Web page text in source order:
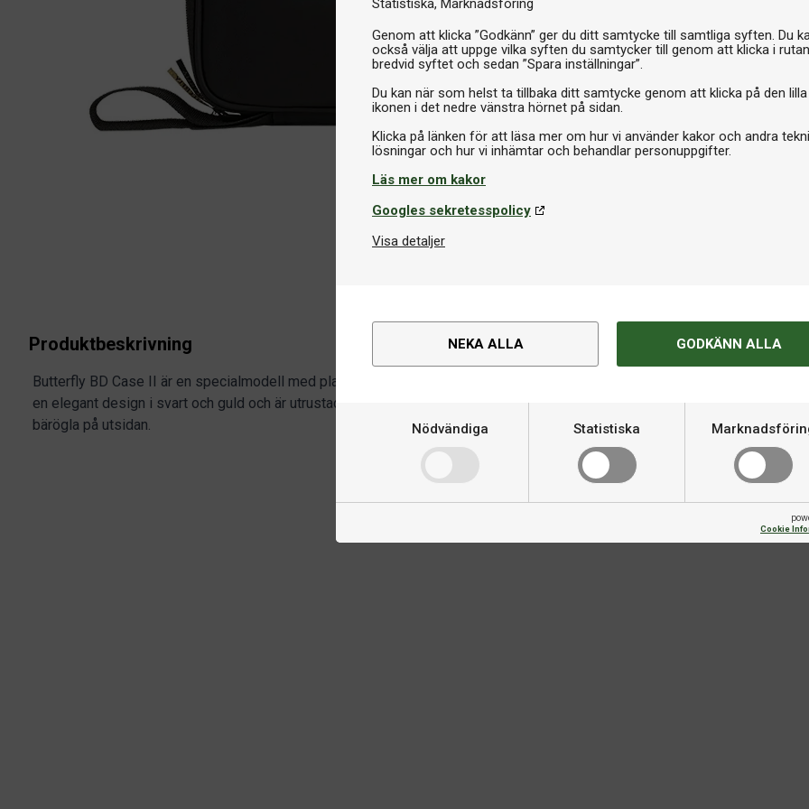
Genom att klicka ”Godkänn” ger du ditt samtycke till samtliga syften. Du
också välja att uppge vilka syften du samtycker till genom att klicka i rutan
bredvid syftet och sedan ”Spara inställningar”.
Du kan när som helst ta tillbaka ditt samtycke genom att klicka på den lilla
ikonen i det nedre vänstra hörnet på sidan.
Klicka på länken för att läsa mer om hur vi använder kakor och andra
Läs mer om kakor
Googles sekretesspolicy
Visa detaljer
NEKA ALLA GODKÄNN ALLA
Nödvändiga Statistiska
Cookie
Produktbeskrivning
Butterfly BD Case II är en specialmodell med plats för ett pingisracket. Racketfodralet har
en elegant design i svart och guld och är utrustad med stötskydd, metallblixtlås samt
bärögla på utsidan.
Om produkten